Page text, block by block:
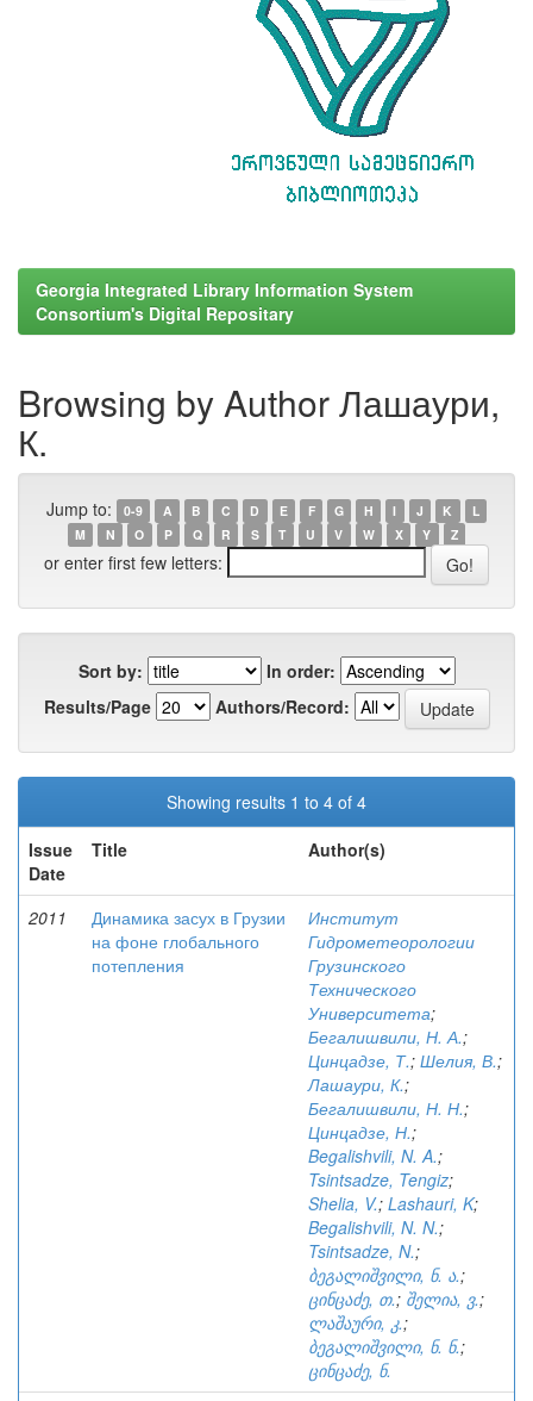
Georgia Integrated Library Information System
Consortium's Digital Repositary
Browsing by Author Лашаури,
К.
Jump to: 0-9 A B C D E F G H I J K
L
M
N O P Q R S T U V W X Y Z
or enter first few letters:
Sort by:
In order:
Results/Page
Authors/Record:
Showing results 1 to 4 of 4
Issue
Date
Title Author(s)
2011
Динамика засух в Грузии
на фоне глобального
потепления
Институт
Гидрометеорологии
Грузинского
Технического
Университета;
Бегалишвили, Н. А.;
Цинцадзе, Т.; Шелия, В.;
Лашаури, К.;
Бегалишвили, Н. Н.;
Цинцадзе, Н.;
Begalishvili, N. A.;
Tsintsadze, Tengiz;
Shelia, V.; Lashauri, K;
Begalishvili, N. N.;
Tsintsadze, N.;
ბეგალიშვილი, ნ. ა.;
ცინცაძე, თ.; შელია, ვ.;
ლაშაური, კ.;
ბეგალიშვილი, ნ. ნ.;
ცინცაძე, ნ.